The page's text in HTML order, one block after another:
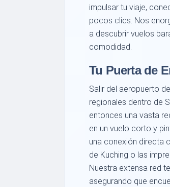
impulsar tu viaje,
pocos clics. Nos
a descubrir vuelos
comodidad.
Tu Puerta de
Salir del aeropuerto
regionales dentro de
entonces una vasta
en un vuelo corto y
una conexión directa
de Kuching o las
Nuestra extensa red
asegurando que